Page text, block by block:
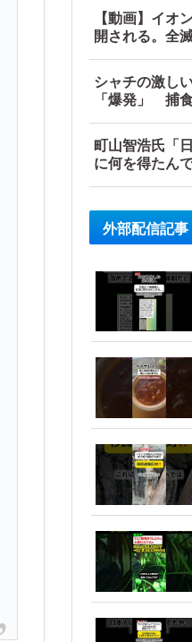
【動画】イオ
開される。全
シャチの激し
「爆発」 捕
町山智浩氏「
に何を得たん
外部配信記事